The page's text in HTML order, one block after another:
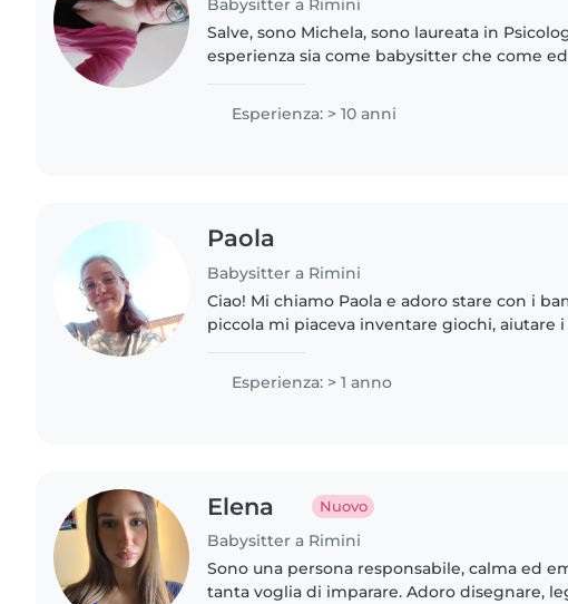
Babysitter a Rimini
Salve, sono Michela, sono laureata in
esperienza sia come babysitter che come
remoto, gestendomi..
Esperienza: > 10 anni
Paola
Babysitter a Rimini
Ciao! Mi chiamo Paola e adoro stare con i
piccola mi piaceva inventare giochi, aiutare
Esperienza: > 1 anno
Elena Nuovo
Babysitter a Rimini
Sono una persona responsabile, calma ed
tanta voglia di imparare. Adoro disegnare,